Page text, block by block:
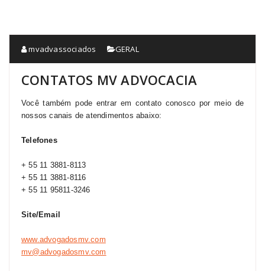
mvadvassociados GERAL
CONTATOS MV ADVOCACIA
Você também pode entrar em contato conosco por meio de
nossos canais de atendimentos abaixo:
Telefones
+ 55 11 3881-8113
+ 55 11 3881-8116
+ 55 11 95811-3246
Site/Email
www.advogadosmv.com
mv@advogadosmv.com